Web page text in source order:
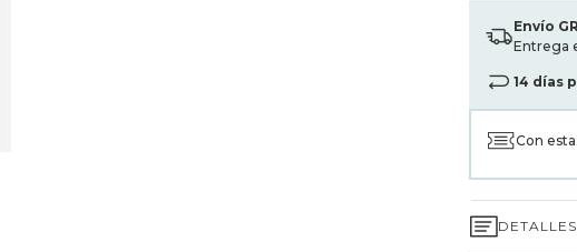
Envío
Entrega
14 días
Con